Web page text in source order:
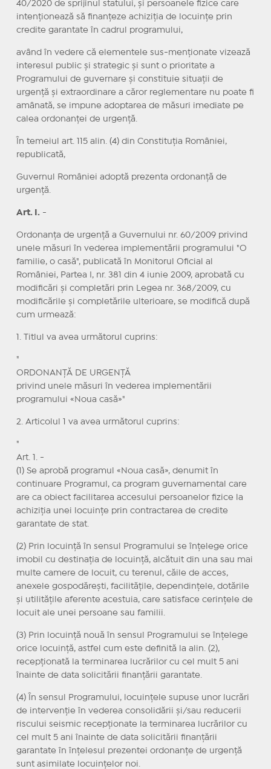
40/2020 de sprijinul statului, și persoanele fizice care
intenționează să finanțeze achiziția de locuințe prin
credite garantate în cadrul programului,
având în vedere că elementele sus-menționate vizează
interesul public și strategic și sunt o prioritate a
Programului de guvernare și constituie situații de
urgență și extraordinare a căror reglementare nu poate fi
amânată, se impune adoptarea de măsuri imediate pe
calea ordonanței de urgență.
În temeiul art. 115 alin. (4) din Constituția României,
republicată,
Guvernul României adoptă prezenta ordonanță de
urgență.
Art. I.-
Ordonanța de urgență a Guvernului nr. 60/2009 privind
unele măsuri în vederea implementării programului "O
familie, o casă", publicată în Monitorul Oficial al
României, Partea I, nr. 381 din 4 iunie 2009, aprobată cu
modificări și completări prin Legea nr. 368/2009, cu
modificările și completările ulterioare, se modifică după
cum urmează:
1. Titlul va avea următorul cuprins:
"
ORDONANȚĂ DE URGENȚĂ
privind unele măsuri în vederea implementării
programului «Noua casă»"
2. Articolul 1 va avea următorul cuprins:
"
Art. 1. -
(1) Se aprobă programul «Noua casă», denumit în
continuare Programul, ca program guvernamental care
are ca obiect facilitarea accesului persoanelor fizice la
achiziția unei locuințe prin contractarea de credite
garantate de stat.
(2) Prin locuință în sensul Programului se înțelege orice
imobil cu destinația de locuință, alcătuit din una sau mai
multe camere de locuit, cu terenul, căile de acces,
anexele gospodărești, facilitățile, dependințele, dotările
și utilitățile aferente acestuia, care satisface cerințele de
locuit ale unei persoane sau familii.
(3) Prin locuință nouă în sensul Programului se înțelege
orice locuință, astfel cum este definită la alin. (2),
recepționată la terminarea lucrărilor cu cel mult 5 ani
înainte de data solicitării finanțării garantate.
(4) În sensul Programului, locuințele supuse unor lucrări
de intervenție în vederea consolidării și/sau reducerii
riscului seismic recepționate la terminarea lucrărilor cu
cel mult 5 ani înainte de data solicitării finanțării
garantate în înțelesul prezentei ordonanțe de urgență
sunt asimilate locuințelor noi.